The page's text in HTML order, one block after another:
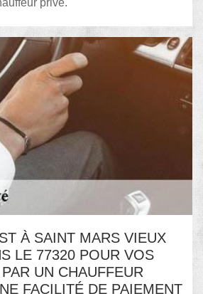
privé.
À SAINT MARS VIEUX
LE 77320 POUR VOS
UN CHAUFFEUR
FACILITÉ DE PAIEMENT